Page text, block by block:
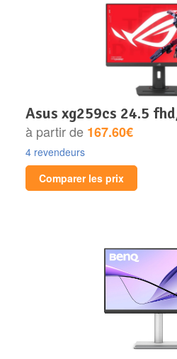
asus xg259cs 24.5
à partir de 167.60€
4 revendeurs
Comparer les prix